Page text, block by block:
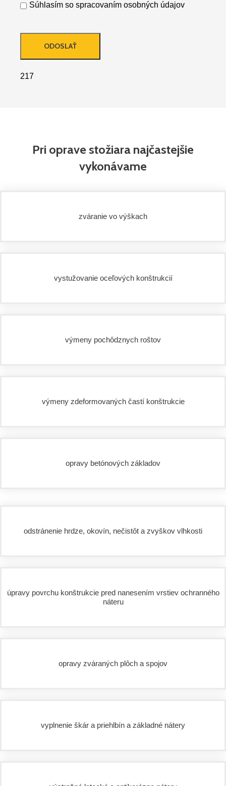
Súhlasím so spracovaním osobných údajov
217
Pri oprave stožiara najčastejšie
vykonávame
zváranie vo výškach
vystužovanie oceľových konštrukcií
výmeny pochôdznych roštov
výmeny zdeformovaných častí konštrukcie
opravy betónových základov
odstránenie hrdze, okovín, nečistôt a zvyškov vlhkosti
úpravy povrchu konštrukcie pred nanesením vrstiev ochranného
náteru
opravy zváraných plôch a spojov
vyplnenie škár a priehlbín a základné nátery